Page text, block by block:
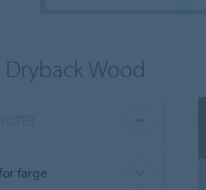
Wood
farge